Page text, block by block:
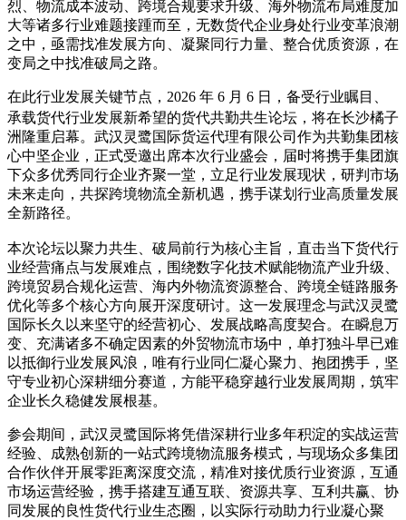
烈、物流成本波动、跨境合规要求升级、海外物流布局难度加
大等诸多行业难题接踵而至，无数货代企业身处行业变革浪潮
之中，亟需找准发展方向、凝聚同行力量、整合优质资源，在
变局之中找准破局之路。
在此行业发展关键节点，2026 年 6 月 6 日，备受行业瞩目、
承载货代行业发展新希望的货代共勤共生论坛 ，将在长沙橘子
洲隆重启幕。武汉灵鹭国际货运代理有限公司作为共勤集团核
心中坚企业，正式受邀出席本次行业盛会，届时将携手集团旗
下众多优秀同行企业齐聚一堂，立足行业发展现状，研判市场
未来走向，共探跨境物流全新机遇，携手谋划行业高质量发展
全新路径。
本次论坛以聚力共生、破局前行为核心主旨，直击当下货代行
业经营痛点与发展难点，围绕数字化技术赋能物流产业升级、
跨境贸易合规化运营、海内外物流资源整合、跨境全链路服务
优化等多个核心方向展开深度研讨。这一发展理念与武汉灵鹭
国际长久以来坚守的经营初心、发展战略高度契合。在瞬息万
变、充满诸多不确定因素的外贸物流市场中，单打独斗早已难
以抵御行业发展风浪，唯有行业同仁凝心聚力、抱团携手，坚
守专业初心深耕细分赛道，方能平稳穿越行业发展周期，筑牢
企业长久稳健发展根基。
参会期间，武汉灵鹭国际将凭借深耕行业多年积淀的实战运营
经验、成熟创新的一站式跨境物流服务模式，与现场众多集团
合作伙伴开展零距离深度交流，精准对接优质行业资源，互通
市场运营经验，携手搭建互通互联、资源共享、互利共赢、协
同发展的良性货代行业生态圈，以实际行动助力行业凝心聚